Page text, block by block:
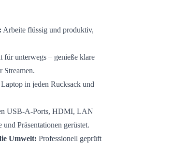
Arbeite flüssig und produktiv,
für unterwegs – genieße klare
Streamen.
in jeden Rucksack und
USB-A-Ports, HDMI, LAN
Präsentationen gerüstet.
Umwelt: Professionell geprüft